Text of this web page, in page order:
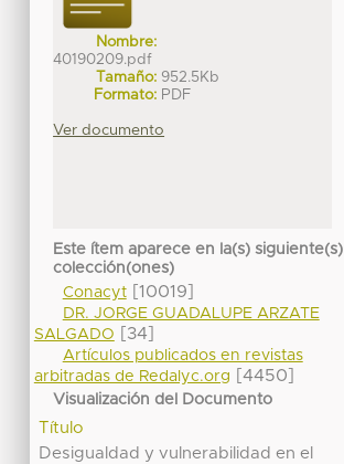
Nombre:
40190209.pdf
Tamaño: 952.5Kb
Formato: PDF
Ver documento
Este ítem aparece en la(s) siguiente(s)
colección(ones)
Conacyt[10019]
DR. JORGE GUADALUPE ARZATE
SALGADO
[34]
Artículos publicados en revistas
arbitradas de Redalyc.org
[4450]
Visualización del Documento
Título
Desigualdad y vulnerabilidad en el